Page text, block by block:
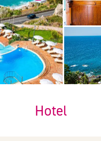
Hotel